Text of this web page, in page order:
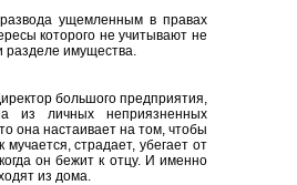
ущемленным в правах
которого не учитывают не
разделе имущества.
большого предприятия,
из личных неприязненных
она настаивает на том, чтобы
страдает, убегает от
он бежит к отцу. И именно
из дома.